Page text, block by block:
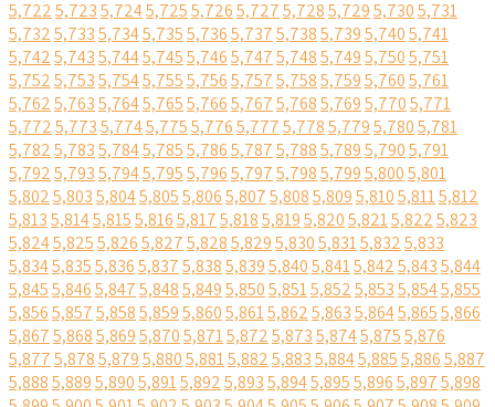
5,7225,7235,7245,7255,7265,7275,7285,7295,7305,731
5,7325,7335,7345,7355,7365,7375,7385,7395,7405,741
5,7425,7435,7445,7455,7465,7475,7485,7495,7505,751
5,7525,7535,7545,7555,7565,7575,7585,7595,7605,761
5,7625,7635,7645,7655,7665,7675,7685,7695,7705,771
5,7725,7735,7745,7755,7765,7775,7785,7795,7805,781
5,7825,7835,7845,7855,7865,7875,7885,7895,7905,791
5,7925,7935,7945,7955,7965,7975,7985,7995,8005,801
5,8025,8035,8045,8055,8065,8075,8085,8095,8105,8115,812
5,8135,8145,8155,8165,8175,8185,8195,8205,8215,8225,823
5,8245,8255,8265,8275,8285,8295,8305,8315,8325,833
5,8345,8355,8365,8375,8385,8395,8405,8415,8425,8435,844
5,8455,8465,8475,8485,8495,8505,8515,8525,8535,8545,855
5,8565,8575,8585,8595,8605,8615,8625,8635,8645,8655,866
5,8675,8685,8695,8705,8715,8725,8735,8745,8755,876
5,8775,8785,8795,8805,8815,8825,8835,8845,8855,8865,887
5,8885,8895,8905,8915,8925,8935,8945,8955,8965,8975,898